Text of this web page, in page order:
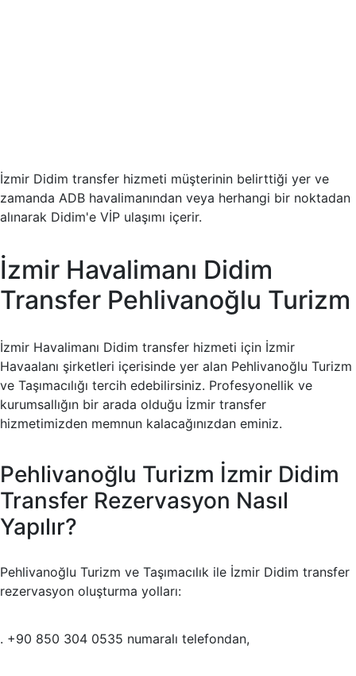
İzmir Didim transfer hizmeti müşterinin belirttiği yer ve
zamanda ADB havalimanından veya herhangi bir noktadan
alınarak Didim'e VİP ulaşımı içerir.
İzmir Havalimanı Didim
Transfer Pehlivanoğlu Turizm
İzmir Havalimanı Didim transfer hizmeti için İzmir
Havaalanı şirketleri içerisinde yer alan Pehlivanoğlu Turizm
ve Taşımacılığı tercih edebilirsiniz. Profesyonellik ve
kurumsallığın bir arada olduğu İzmir transfer
hizmetimizden memnun kalacağınızdan eminiz.
Pehlivanoğlu Turizm İzmir Didim
Transfer Rezervasyon Nasıl
Yapılır?
Pehlivanoğlu Turizm ve Taşımacılık ile İzmir Didim transfer
rezervasyon oluşturma yolları:
. +90 850 304 0535 numaralı telefondan,